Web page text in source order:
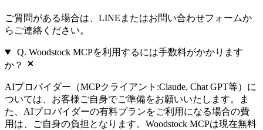
ご質問がある場合は、LINEまたはお問い合わせフォームか
らご連絡ください。
Q. Woodstock MCPを利用するには手数料がかかります
か？
AIプロバイダー（MCPクライアント:Claude, Chat GPT等）に
ついては、お客様ご自身でご準備をお願いいたします。ま
た、AIプロバイダーの有料プランをご利用になる場合の費
用は、ご自身の負担となります。Woodstock MCPは現在無料